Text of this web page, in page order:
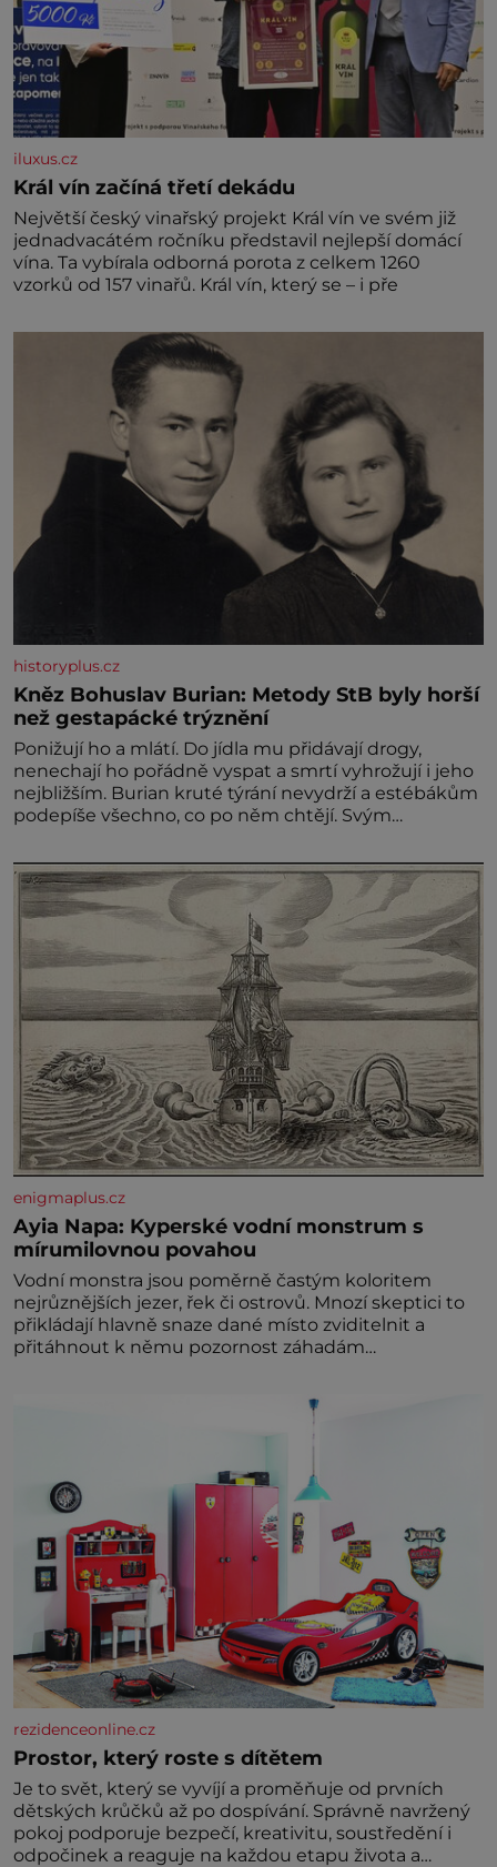
iluxus.cz
Král vín začíná třetí dekádu
Největší český vinařský projekt Král vín ve svém již
jednadvacátém ročníku představil nejlepší domácí
vína. Ta vybírala odborná porota z celkem 1260
vzorků od 157 vinařů. Král vín, který se – i pře
historyplus.cz
Kněz Bohuslav Burian: Metody StB byly horší
než gestapácké trýznění
Ponižují ho a mlátí. Do jídla mu přidávají drogy,
nenechají ho pořádně vyspat a smrtí vyhrožují i jeho
nejbližším. Burian kruté týrání nevydrží a estébákům
podepíše všechno, co po něm chtějí. Svým
výslechů nikdo nevyvíjel fyzický ani psychický nátlak.
Syn brněnského řezníka chce být knězem a
enigmaplus.cz
Ayia Napa: Kyperské vodní monstrum s
mírumilovnou povahou
Vodní monstra jsou poměrně častým koloritem
nejrůznějších jezer, řek či ostrovů. Mnozí skeptici to
přikládají hlavně snaze dané místo zviditelnit a
přitáhnout k němu pozornost záhadám
rezidenceonline.cz
Prostor, který roste s dítětem
Je to svět, který se vyvíjí a proměňuje od prvních
dětských krůčků až po dospívání. Správně navržený
pokoj podporuje bezpečí, kreativitu, soustředění i
odpočinek a reaguje na každou etapu života a